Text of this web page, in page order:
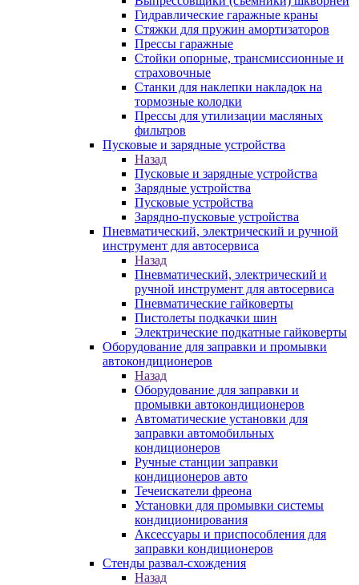
Гидравлические гаражные краны
Стяжки для пружин амортизаторов
Прессы гаражные
Стойки опорные, трансмиссионные и
страховочные
Станки для наклепки накладок на
тормозные колодки
Прессы для утилизации масляных
фильтров
Пусковые и зарядные устройства
Назад
Пусковые и зарядные устройства
Зарядные устройства
Пусковые устройства
Зарядно-пусковые устройства
Пневматический, электрический и ручной
инструмент для автосервиса
Назад
Пневматический, электрический и
ручной инструмент для автосервиса
Пневматические гайковерты
Пистолеты подкачки шин
Электрические подкатные гайковерты
Оборудование для заправки и промывки
автокондиционеров
Назад
Оборудование для заправки и
промывки автокондиционеров
Автоматические установки для
заправки автомобильных
кондиционеров
Ручные станции заправки
кондиционеров авто
Течеискатели фреона
Установки для промывки системы
кондиционирования
Аксессуары и приспособления для
заправки кондиционеров
Стенды развал-схождения
Назад